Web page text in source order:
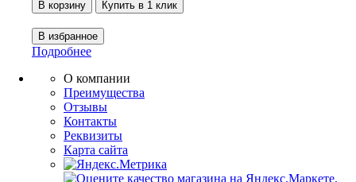
Подробнее
О компании
Преимущества
Отзывы
Контакты
Реквизиты
Карта сайта